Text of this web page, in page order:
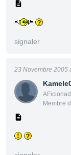
signaler
Membre
23 Novembre 2005